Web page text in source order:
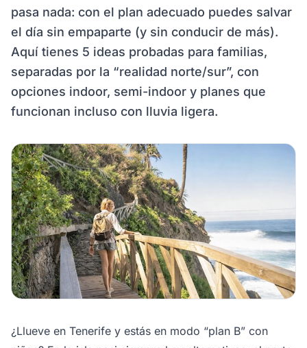
pasa nada: con el plan adecuado puedes salvar
el día sin empaparte (y sin conducir de más).
Aquí tienes 5 ideas probadas para familias,
separadas por la “realidad norte/sur”, con
opciones indoor, semi-indoor y planes que
funcionan incluso con lluvia ligera.
¿Llueve en Tenerife y estás en modo “plan B” con